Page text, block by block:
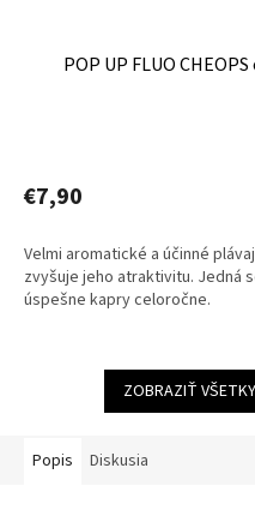
POP UP FLUO
€7,90
Velmi aromatické a účinné
zvyšuje jeho atraktivitu. Jedná
úspešne kapry celoročne.
ZOBRAZIŤ
Popis Diskusia